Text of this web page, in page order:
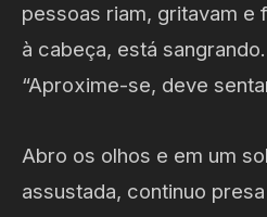
pessoas riam, gritavam e
à cabeça, está
“Aproxime-se, deve
Abro os olhos e em um
assustada, continuo